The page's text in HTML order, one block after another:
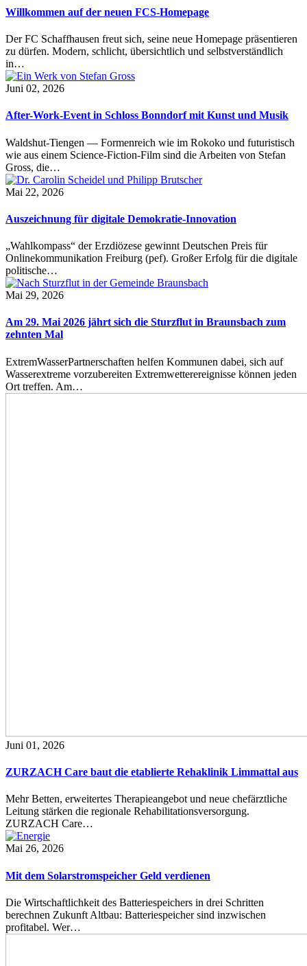
Willkommen auf der neuen FCS-Homepage
Der FC Schaffhausen freut sich, seine neue Homepage präsentieren
zu dürfen. Modern, schlicht, übersichtlich und selbstverständlich
in…
Juni 02, 2026
After-Work-Event in Schloss Bonndorf mit Kunst und Musik
Waldshut-Tiengen — Formenreich wie im Rokoko und futuristisch
wie aus einem Science-Fiction-Film sind die Arbeiten von Stefan
Gross, die…
Mai 22, 2026
Auszeichnung für digitale Demokratie-Innovation
„Wahlkompass“ der Erzdiözese gewinnt Deutschen Preis für
Onlinekommunikation Freiburg (pef). Großer Erfolg für die digitale
politische…
Mai 29, 2026
Am 29. Mai 2026 jährt sich die Sturzflut in Braunsbach zum
zehnten Mal
ExtremWasserPartnerschaften helfen Kommunen dabei, sich auf
Wasserextreme vorzubereiten Extremwetterereignisse können jeden
Ort treffen. Am…
Juni 01, 2026
ZURZACH Care baut die etablierte Rehaklinik Limmattal aus
Mehr Betten, erweitertes Therapieangebot und neue chefärztliche
Leitung stärken die regionale Rehabilitationsversorgung.
ZURZACH Care…
Mai 26, 2026
Mit dem Solarstromspeicher Geld verdienen
Die Wirtschaftlichkeit des Batteriespeichers in drei Schritten
berechnen Zukunft Altbau: Batteriespeicher sind inzwischen
profitabel. Wer…